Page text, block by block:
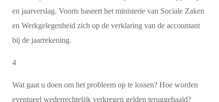
en jaarverslag. Voorts baseert het ministerie van Sociale Zaken
en Werkgelegenheid zich op de verklaring van de accountant
bij de jaarrekening.
4
Wat gaat u doen om het probleem op te lossen? Hoe worden
eventueel wederrechtelijk verkregen gelden teruggehaald?